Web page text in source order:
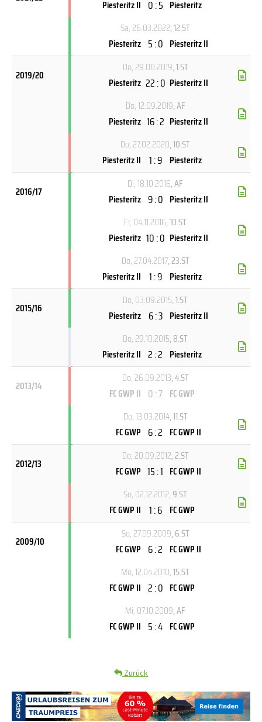
Piesteritz II 0 : 5 Piesteritz
Sa, 26.03.2022, 12.ST
Piesteritz 5 : 0 Piesteritz II
2019/20
Do, 29.08.2019, 1.ST
Piesteritz 22 : 0 Piesteritz II
Do, 12.09.2019, AF
Piesteritz 16 : 2 Piesteritz II
Do, 27.02.2020, 10.ST
Piesteritz II 1 : 9 Piesteritz
2016/17
Di, 18.10.2016, AF
Piesteritz 9 : 0 Piesteritz II
Fr, 04.11.2016, 10.ST
Piesteritz 10 : 0 Piesteritz II
Do, 27.04.2017, 23.ST
Piesteritz II 1 : 9 Piesteritz
2015/16
Do, 03.09.2015, 1.ST
Piesteritz 6 : 3 Piesteritz II
Do, 29.10.2015, 8.ST
Piesteritz II 2 : 2 Piesteritz
2013/14
Do, 26.09.2013, 4.ST
FC GWP II 0 : 7 FC GWP
Do, 13.03.2014, 11.ST
FC GWP 6 : 2 FC GWP II
2012/13
Do, 20.09.2012, 2.ST
FC GWP 15 : 1 FC GWP II
So, 02.12.2012, 9.ST
FC GWP II 1 : 6 FC GWP
2009/10
So, 27.09.2009, 6.ST
FC GWP 6 : 2 FC GWP II
Mo, 12.04.2010, 15.ST
FC GWP II 2 : 0 FC GWP
Mi, 07.10.2009, AF
FC GWP II 5 : 4 FC GWP
Zurück